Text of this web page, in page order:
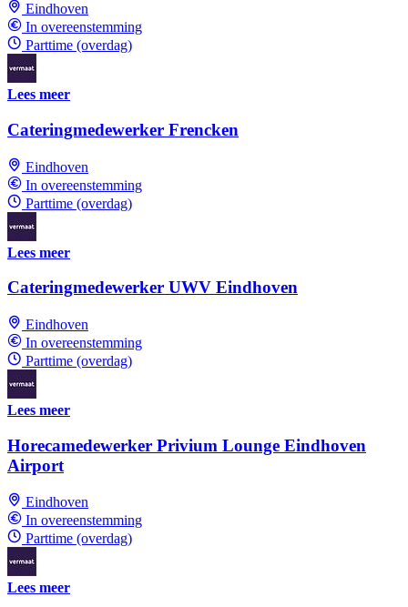
Eindhoven
In overeenstemming
Parttime (overdag)
Lees meer
Cateringmedewerker Frencken
Eindhoven
In overeenstemming
Parttime (overdag)
Lees meer
Cateringmedewerker UWV Eindhoven
Eindhoven
In overeenstemming
Parttime (overdag)
Lees meer
Horecamedewerker Privium Lounge Eindhoven
Airport
Eindhoven
In overeenstemming
Parttime (overdag)
Lees meer